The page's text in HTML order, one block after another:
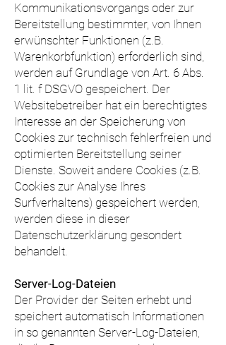
Kommunikationsvorgangs oder zur
Bereitstellung bestimmter, von Ihnen
erwünschter Funktionen (z.B.
Warenkorbfunktion) erforderlich sind,
werden auf Grundlage von Art. 6 Abs.
1 lit. f DSGVO gespeichert. Der
Websitebetreiber hat ein berechtigtes
Interesse an der Speicherung von
Cookies zur technisch fehlerfreien und
optimierten Bereitstellung seiner
Dienste. Soweit andere Cookies (z.B.
Cookies zur Analyse Ihres
Surfverhaltens) gespeichert werden,
werden diese in dieser
Datenschutzerklärung gesondert
behandelt.
Server-Log-Dateien
Der Provider der Seiten erhebt und
speichert automatisch Informationen
in so genannten Server-Log-Dateien,